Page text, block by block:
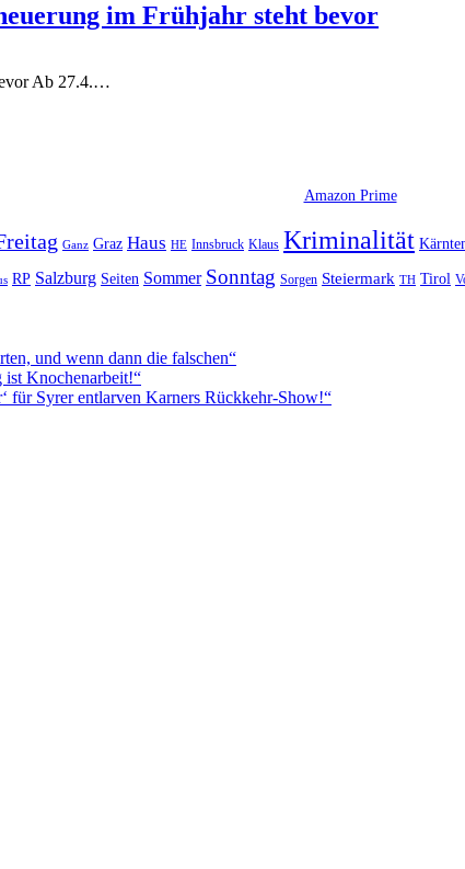
im Frühjahr steht bevor
Ab 27.4.…
Amazon Prime
Ganz Graz Haus HE Innsbruck Klaus Kriminalität
RP Salzburg Seiten Sommer Sonntag Sorgen Steiermark TH Tirol
und wenn dann die falschen“
ist Knochenarbeit!“
für Syrer entlarven Karners Rückkehr-Show!“